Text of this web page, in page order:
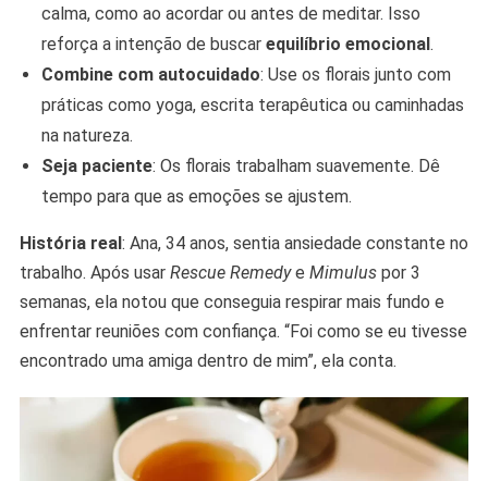
calma, como ao acordar ou antes de meditar. Isso
reforça a intenção de buscar equilíbrio emocional .
Combine com autocuidado: Use os florais junto com
práticas como yoga, escrita terapêutica ou caminhadas
na natureza.
Seja paciente: Os florais trabalham suavemente. Dê
tempo para que as emoções se ajustem.
História real : Ana, 34 anos, sentia ansiedade constante no
trabalho. Após usar Rescue Remedye Mimuluspor 3
semanas, ela notou que conseguia respirar mais fundo e
enfrentar reuniões com confiança. “Foi como se eu tivesse
encontrado uma amiga dentro de mim”, ela conta.